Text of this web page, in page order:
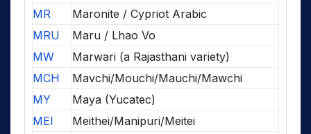
MR
Maronite / Cypriot Arabic
MRU
Maru / Lhao Vo
MW
Marwari (a Rajasthani variety)
MCH
Mavchi/Mouchi/Mauchi/Mawchi
MY
Maya (Yucatec)
MEI
Meithei/Manipuri/Meitei